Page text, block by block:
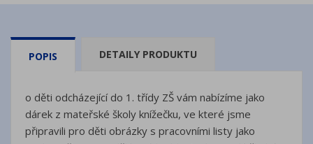
POPIS DETAILY PRODUKTU
o děti odcházející do 1. třídy ZŠ vám nabízíme jako
dárek z mateřské školy knížečku, ve které jsme
připravili pro děti obrázky s pracovními listy jako